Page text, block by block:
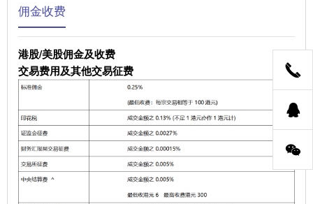
佣金收费
港股/美股佣金及收费
交易费用及其他交易征费